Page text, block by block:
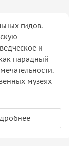
гидов.
и
парадный
музеях